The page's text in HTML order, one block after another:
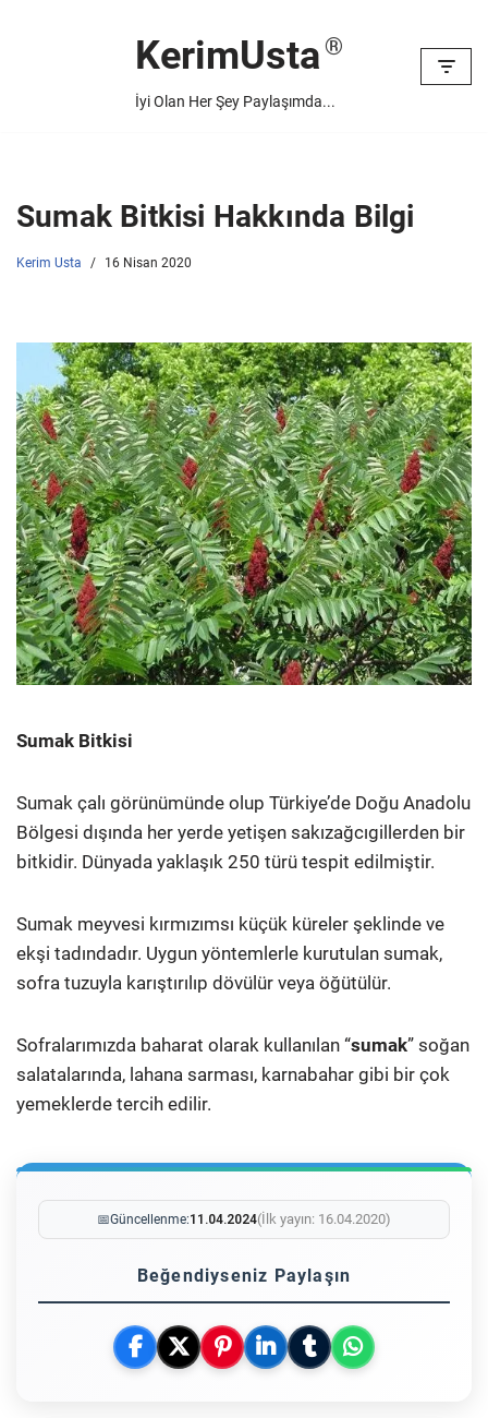
KerimUsta
İyi Olan Her Şey Paylaşımda...
Sumak Bitkisi Hakkında Bilgi
Kerim Usta 16 Nisan 2020
Sumak Bitkisi
Sumak çalı görünümünde olup Türkiye’de Doğu Anadolu
Bölgesi dışında her yerde yetişen sakızağcıgillerden bir
bitkidir. Dünyada yaklaşık 250 türü tespit edilmiştir.
Sumak meyvesi kırmızımsı küçük küreler şeklinde ve
ekşi tadındadır. Uygun yöntemlerle kurutulan sumak,
sofra tuzuyla karıştırılıp dövülür veya öğütülür.
Sofralarımızda baharat olarak kullanılan “sumak” soğan
salatalarında, lahana sarması, karnabahar gibi bir çok
yemeklerde tercih edilir.
📅Güncellenme:11.04.2024(İlk yayın: 16.04.2020)
Beğendiyseniz Paylaşın